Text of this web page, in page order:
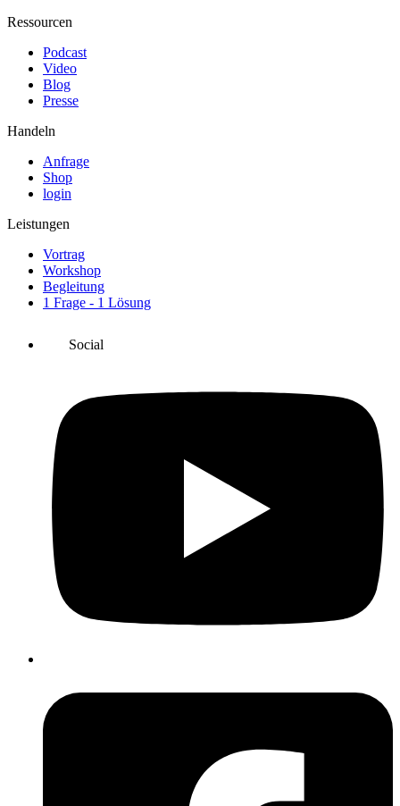
Ressourcen
Podcast
Video
Blog
Presse
Handeln
Anfrage
Shop
login
Leistungen
Vortrag
Workshop
Begleitung
1 Frage - 1 Lösung
Social